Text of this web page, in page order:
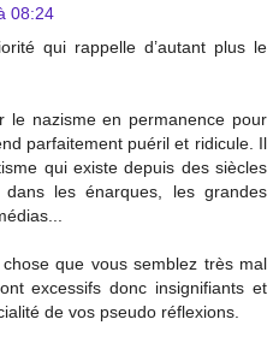
08:24
qui rappelle d’autant plus le
le nazisme en permanence pour
parfaitement puéril et ridicule. Il
qui existe depuis des siècles
les énarques, les grandes
que vous semblez très mal
excessifs donc insignifiants et
de vos pseudo réflexions.